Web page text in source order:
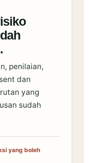
penilaian,
dan
yang
sudah
yang boleh